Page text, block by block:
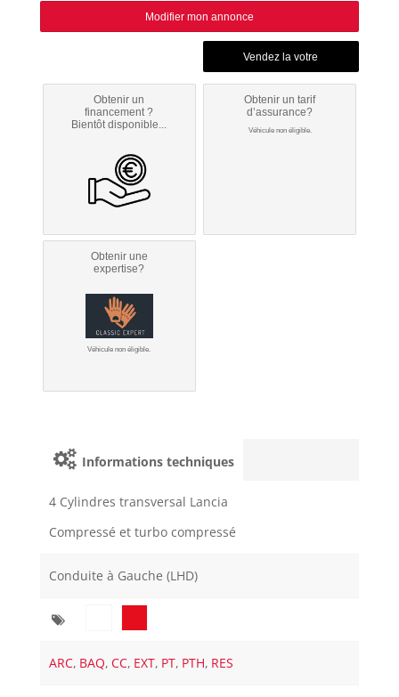
Modifier mon annonce
Obtenir un
financement ?
Bientôt disponible...
Obtenir un tarif
d’assurance?
Véhicule non éligible.
Obtenir une
expertise?
Véhicule non éligible.
Informations techniques
4 Cylindres transversal Lancia
Compressé et turbo compressé
Conduite à Gauche (LHD)
ARC, BAQ, CC, EXT, PT, PTH, RES